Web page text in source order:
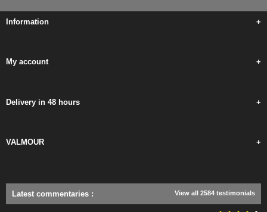
Information +
My account +
Delivery in 48 hours +
VALMOUR +
Latest commentaries : View all 2584 testimonials